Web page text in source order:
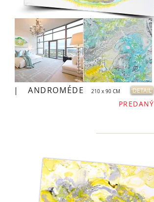
| ANDROMÉDE 210 x 90 CM DETAIL
PREDANÝ